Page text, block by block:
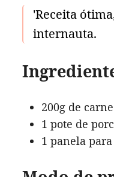
'Receita
internauta.
200g de
1 pote de
1 panela